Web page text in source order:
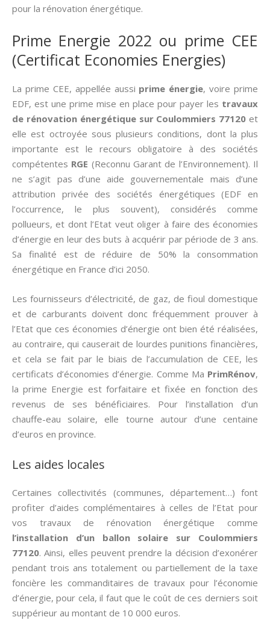
pour la rénovation énergétique.
Prime Energie 2022 ou prime CEE
(Certificat Economies Energies)
La prime CEE, appellée aussi­ prime énergie, voire prime
EDF, est une prime mise en place pour payer les travaux
de rénovation énergétique sur Coulommiers 77120 et
elle est octroyée sous plusieurs conditions, dont la plus
importante est le recours obligatoire à des sociétés
compétentes RGE (Reconnu Garant de l’Environnement). Il
ne s’agit pas d’une aide gouvernementale mais d’une
attribution privée des sociétés énergétiques (EDF en
l’occurrence, le plus souvent), considérés comme
pollueurs, et dont l’Etat veut oliger à faire des économies
d’énergie en leur des buts à acquérir par période de 3 ans.
Sa finalité est de réduire de 50% la consommation
énergétique en France d’ici 2050.
Les fournisseurs d’électricité, de gaz, de fioul domestique
et de carburants doivent donc fréquemment prouver à
l’Etat que ces économies d’énergie ont bien été réalisées,
au contraire, qui causerait de lourdes punitions financières,
et cela se fait par le biais de l’accumulation de CEE, les
certificats d’économies d’énergie. Comme Ma PrimRénov,
la prime Energie est forfaitaire et fixée en fonction des
revenus de ses bénéficiaires. Pour l’installation d’un
chauffe-eau solaire, elle tourne autour d’une centaine
d’euros en province.
Les aides locales
Certaines collectivités (communes, département…) font
profiter d’aides complémentaires à celles de l’Etat pour
vos travaux de rénovation énergétique comme
l’installation d’un ballon solaire sur Coulommiers
77120. Ainsi, elles peuvent prendre la décision d’exonérer
pendant trois ans totalement ou partiellement de la taxe
foncière les commanditaires de travaux pour l’économie
d’énergie, pour cela, il faut que le coût de ces derniers soit
suppérieur au montant de 10 000 euros.